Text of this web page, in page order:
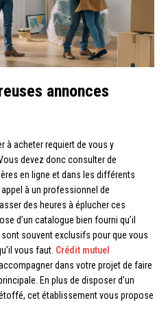
annonces
à acheter requiert de vous y
devez donc consulter de
en ligne et dans les différents
à un professionnel de
des heures à éplucher ces
d’un catalogue bien fourni qu’il
souvent exclusifs pour que vous
vous faut. Crédit mutuel
dans votre projet de faire
En plus de disposer d’un
cet établissement vous propose